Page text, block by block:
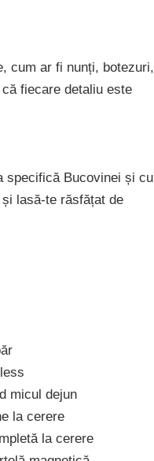
cum ar fi nunți, botezuri,
fiecare detaliu este
specifică Bucovinei și cu
lasă-te răsfățat de
micul dejun
la cerere
la cerere